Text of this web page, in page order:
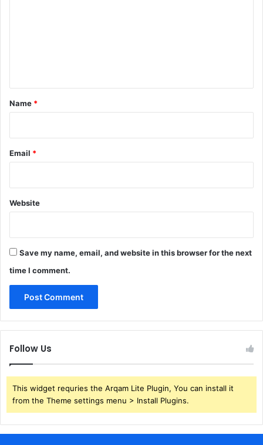
*
Name *
Email *
Website
Save my name, email, and website in this browser for the next
time I comment.
Follow Us
This widget requries the Arqam Lite Plugin, You can install it
from the Theme settings menu > Install Plugins.